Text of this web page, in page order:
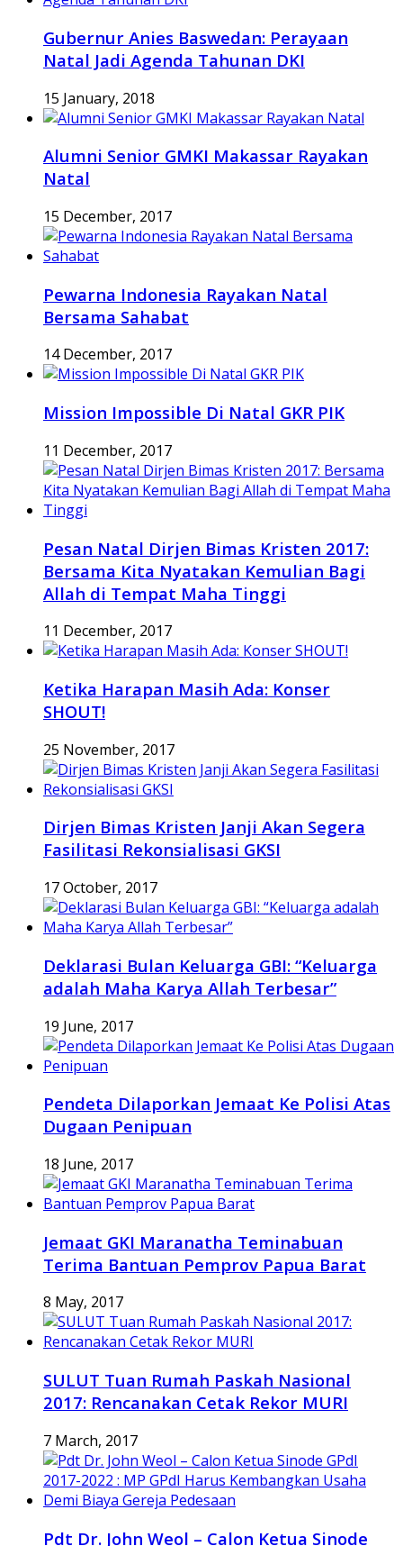
Gubernur Anies Baswedan: Perayaan
Natal Jadi Agenda Tahunan DKI
15 January, 2018
Alumni Senior GMKI Makassar Rayakan
Natal
15 December, 2017
Pewarna Indonesia Rayakan Natal
Bersama Sahabat
14 December, 2017
Mission Impossible Di Natal GKR PIK
11 December, 2017
Pesan Natal Dirjen Bimas Kristen 2017:
Bersama Kita Nyatakan Kemulian Bagi
Allah di Tempat Maha Tinggi
11 December, 2017
Ketika Harapan Masih Ada: Konser
SHOUT!
25 November, 2017
Dirjen Bimas Kristen Janji Akan Segera
Fasilitasi Rekonsialisasi GKSI
17 October, 2017
Deklarasi Bulan Keluarga GBI: “Keluarga
adalah Maha Karya Allah Terbesar”
19 June, 2017
Pendeta Dilaporkan Jemaat Ke Polisi Atas
Dugaan Penipuan
18 June, 2017
Jemaat GKI Maranatha Teminabuan
Terima Bantuan Pemprov Papua Barat
8 May, 2017
SULUT Tuan Rumah Paskah Nasional
2017: Rencanakan Cetak Rekor MURI
7 March, 2017
Pdt Dr. John Weol – Calon Ketua Sinode